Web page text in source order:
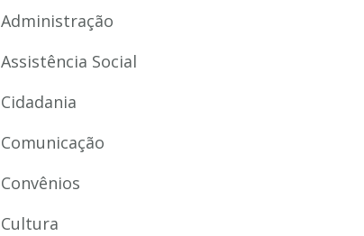
Administração
Assistência Social
Cidadania
Comunicação
Convênios
Cultura